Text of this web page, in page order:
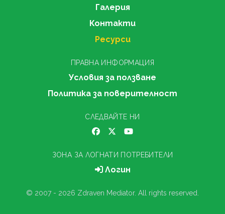
Галерия
Контакти
Ресурси
ПРАВНА ИНФОРМАЦИЯ
Условия за ползване
Политика за поверителност
СЛЕДВАЙТЕ НИ
ЗОНА ЗА ЛОГНАТИ ПОТРЕБИТЕЛИ
Логин
© 2007 - 2026 Zdraven Mediator. All rights reserved.